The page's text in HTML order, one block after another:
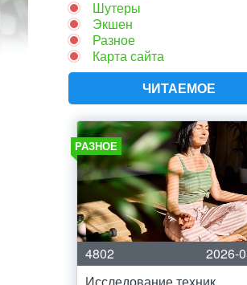
Шутеры
Экшен
Разное
Карта сайта
ЧИТАЕМОЕ
РАЗНОЕ
4802
2026-